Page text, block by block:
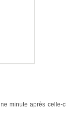
minute après celle-